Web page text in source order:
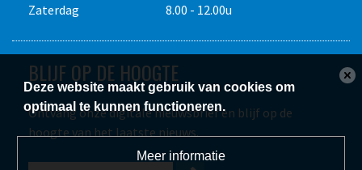
Zaterdag
8.00 - 12.00u
BLIJF OP DE HOOGTE
Ontvang onze digitale nieuwsbrief en blijf op de
hoogte van het laatste nieuws.
Deze website maakt gebruik van cookies om
optimaal te kunnen functioneren.
Meer informatie